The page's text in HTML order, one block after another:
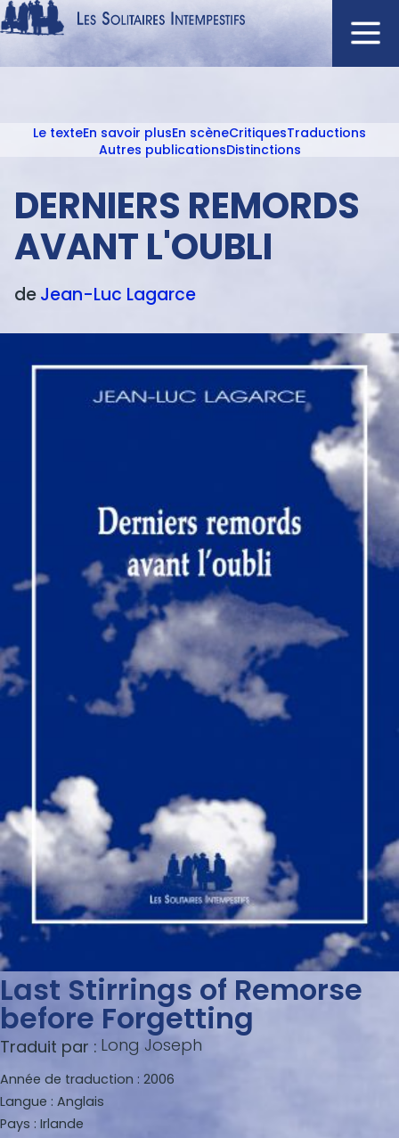
Aller
au
principal
Navigation
ACCUEIL
AUTEURS
À L'AFFICHE
CATALOGUE
DISTINCTIONS
Le texteEn savoir plusEn scèneCritiquesTraductions
Autres publicationsDistinctions
DERNIERS REMORDS
AVANT L'OUBLI
deJean-Luc Lagarce
Last Stirrings of Remorse
before Forgetting
Traduit par : Long Joseph
Année de traduction : 2006
Langue : Anglais
Pays : Irlande